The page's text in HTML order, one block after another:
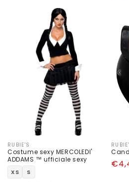
Produttore:
RUBIE'S
Costume sexy MERCOLEDI'
ADDAMS ™ ufficiale sexy
XS S
‹